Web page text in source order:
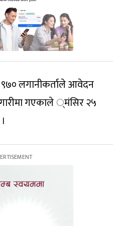
९७० लगानीकर्ताले आवेदन
गएकाले ्मंसिर २५